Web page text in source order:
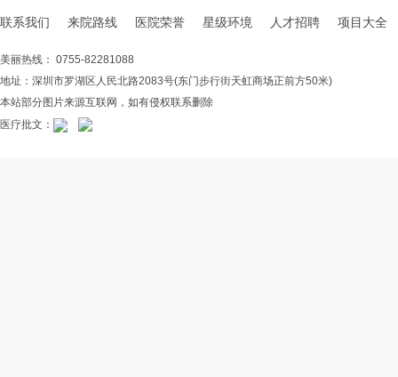
联系我们 来院路线 医院荣誉 星级环境 人才招聘 项目大全
美丽热线： 0755-82281088
地址：深圳市罗湖区人民北路2083号(东门步行街天虹商场正前方50米)
本站部分图片来源互联网，如有侵权联系删除
医疗批文：